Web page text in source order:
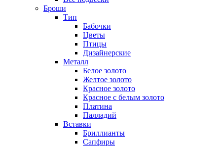
Броши
Тип
Бабочки
Цветы
Птицы
Дизайнерские
Металл
Белое золото
Желтое золото
Красное золото
Красное с белым золото
Платина
Палладий
Вставки
Бриллианты
Сапфиры